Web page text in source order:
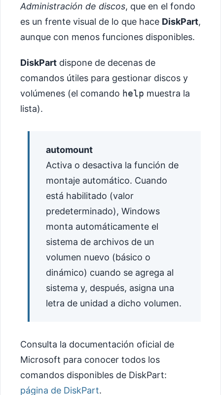
Administración de discos, que en el fondo
es un frente visual de lo que hace DiskPart,
aunque con menos funciones disponibles.
DiskPart dispone de decenas de
comandos útiles para gestionar discos y
volúmenes (el comando help muestra la
lista).
automount
Activa o desactiva la función de
montaje automático. Cuando
está habilitado (valor
predeterminado), Windows
monta automáticamente el
sistema de archivos de un
volumen nuevo (básico o
dinámico) cuando se agrega al
sistema y, después, asigna una
letra de unidad a dicho volumen.
Consulta la documentación oficial de
Microsoft para conocer todos los
comandos disponibles de DiskPart:
página de DiskPart.